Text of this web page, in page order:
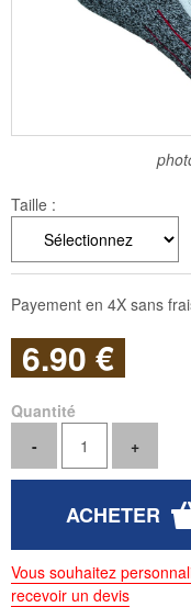
Taille :
Payement en 4X sans
6.90 €
Quantité
Vous souhaitez
recevoir un devis